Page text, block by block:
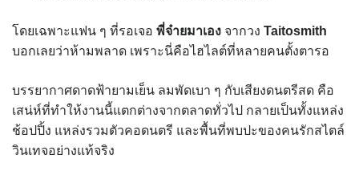
โดยเฉพาะแฟน ๆ ที่รอเจอ พี่จ๋ายมาเอง จากวง Taitosmith
บอกเลยว่าห้ามพลาด เพราะนี่คือไฮไลต์ที่หลายคนตั้งตารอ
บรรยากาศดาดฟ้ายามเย็น ลมพัดเบา ๆ กับเสียงดนตรีสด คือ
เสน่ห์ที่ทำให้งานนี้แตกต่างจากตลาดทั่วไป กลายเป็นทั้งแหล่ง
ช้อปปิ้ง แหล่งรวมตัวคอดนตรี และพื้นที่พบปะของคนรักสไตล์
วินเทจอย่างแท้จริง